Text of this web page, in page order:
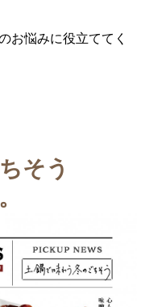
お悩みに役立ててく
そう